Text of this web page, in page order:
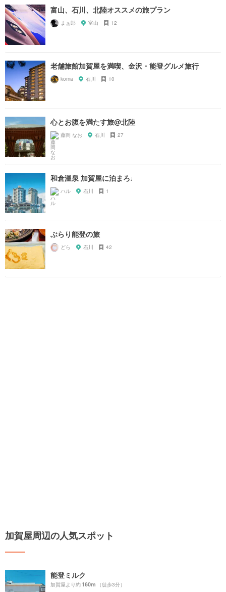
富山、石川、北陸オススメの旅プラン
まぁ郎 富山 12
老舗旅館加賀屋を満喫、金沢・能登グルメ旅行
koma 石川 10
心とお腹を満たす旅@北陸
藤岡 なお 石川 27
和倉温泉 加賀屋に泊まろ♩
ハル 石川 1
ぶらり能登の旅
どら 石川 42
加賀屋周辺の人気スポット
能登ミルク
加賀屋より約160m （徒歩3分）